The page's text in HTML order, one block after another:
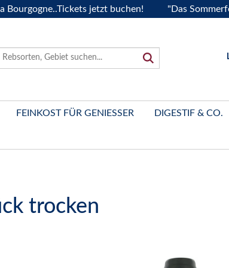
jetzt buchen! "Das Sommerfest
FEINKOST FÜR GENIESSER DIGESTIF & CO.
trocken